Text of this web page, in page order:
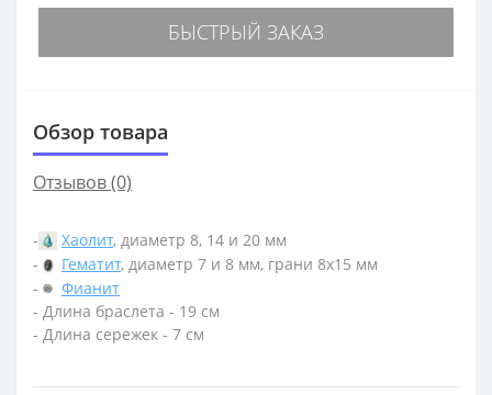
БЫСТРЫЙ ЗАКАЗ
Обзор товара
Отзывов (0)
- Хаолит, диаметр 8, 14 и 20 мм
-
Гематит, диаметр 7 и 8 мм, грани 8х15 мм
-
Фианит
- Длина браслета - 19 см
- Длина сережек - 7 см